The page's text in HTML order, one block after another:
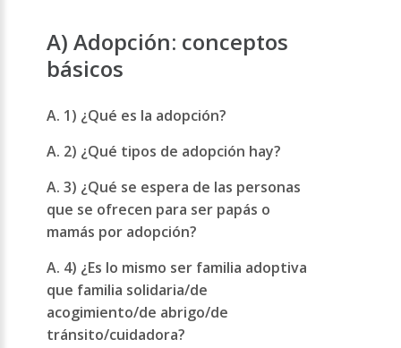
A) Adopción: conceptos
básicos
A. 1) ¿Qué es la adopción?
A. 2) ¿Qué tipos de adopción hay?
A. 3) ¿Qué se espera de las personas
que se ofrecen para ser papás o
mamás por adopción?
A. 4) ¿Es lo mismo ser familia adoptiva
que familia solidaria/de
acogimiento/de abrigo/de
tránsito/cuidadora?